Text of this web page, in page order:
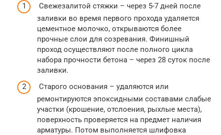
Свежезалитой стяжки – через 5-7 дней после
заливки во время первого прохода удаляется
цементное молочко, открываются более
прочные слои для созревания. Финишный
проход осуществляют после полного цикла
набора прочности бетона – через 28 суток после
заливки.
Старого основания – удаляются или
ремонтируются эпоксидными составами слабые
участки (крошение, отслоения, рыхлые места),
поверхность проверяется на предмет наличия
арматуры. Потом выполняется шлифовка